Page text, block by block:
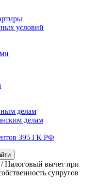
условий
делам
делам
395 ГК РФ
/ Налоговый вычет при
супругов